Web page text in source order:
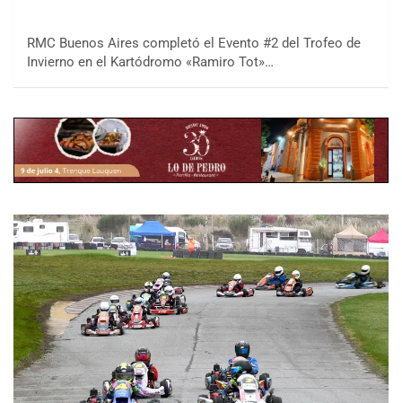
RMC Buenos Aires completó el Evento #2 del Trofeo de
Invierno en el Kartódromo «Ramiro Tot»…